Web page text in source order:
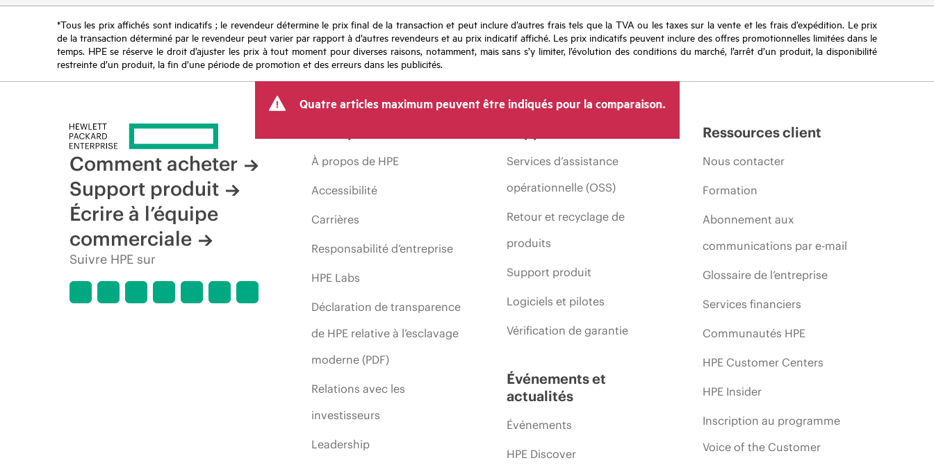
*Tous les prix affichés sont indicatifs ; le revendeur détermine le prix final de la transaction et peut inclure d’autres frais tels que la TVA ou les taxes sur la vente et les frais d’expédition. Le prix
de la transaction déterminé par le revendeur peut varier par rapport à d’autres revendeurs et au prix indicatif affiché. Les prix indicatifs peuvent inclure des offres promotionnelles limitées dans le
temps. HPE se réserve le droit d’ajuster les prix à tout moment pour diverses raisons, notamment, mais sans s’y limiter, l’évolution des conditions du marché, l’arrêt d’un produit, la disponibilité
restreinte d’un produit, la fin d’une période de promotion et des erreurs dans les publicités.
Quatre articles maximum peuvent être indiqués pour la comparaison.
Comment acheter
Support produit
Écrire à l’équipe
commerciale
Suivre HPE sur
À propos de HPE
Accessibilité
Carrières
Responsabilité d’entreprise
HPE Labs
Déclaration de transparence
de HPE relative à l’esclavage
moderne (PDF)
Relations avec les
investisseurs
Leadership
Services d’assistance
opérationnelle (OSS)
Retour et recyclage de
produits
Support produit
Logiciels et pilotes
Vérification de garantie
Événements et
actualités
Événements
HPE Discover
Ressources client
Nous contacter
Formation
Abonnement aux
communications par e-mail
Glossaire de l’entreprise
Services financiers
Communautés HPE
HPE Customer Centers
HPE Insider
Inscription au programme
Voice of the Customer